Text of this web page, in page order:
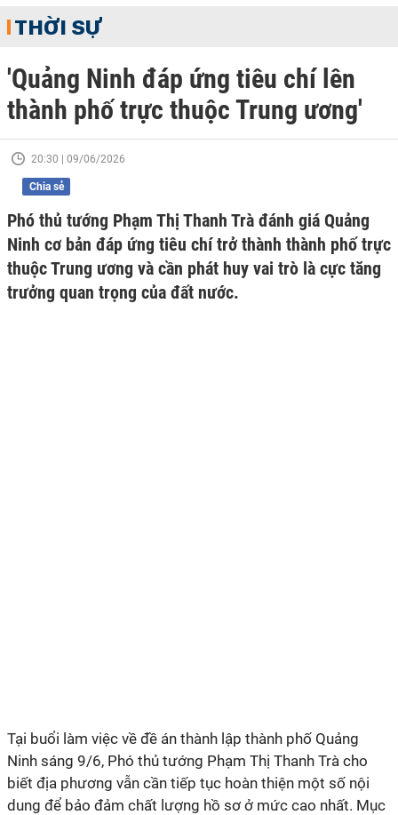
THỜI SỰ
'Quảng Ninh đáp ứng tiêu chí lên
thành phố trực thuộc Trung ương'
20:30 | 09/06/2026
Chia sẻ
Phó thủ tướng Phạm Thị Thanh Trà đánh giá Quảng
Ninh cơ bản đáp ứng tiêu chí trở thành thành phố trực
thuộc Trung ương và cần phát huy vai trò là cực tăng
trưởng quan trọng của đất nước.
Tại buổi làm việc về đề án thành lập thành phố Quảng
Ninh sáng 9/6, Phó thủ tướng Phạm Thị Thanh Trà cho
biết địa phương vẫn cần tiếp tục hoàn thiện một số nội
dung để bảo đảm chất lượng hồ sơ ở mức cao nhất. Mục